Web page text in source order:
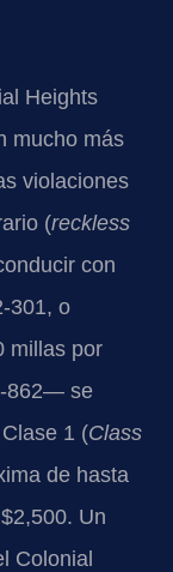
Heights
mucho más
violaciones
(reckless
con
301, o
millas por
862— se
1 (Class
de hasta
Un
Colonial